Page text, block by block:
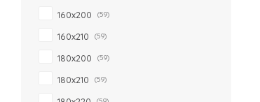
160x200 (59)
160x210 (59)
180x200 (59)
180x210 (59)